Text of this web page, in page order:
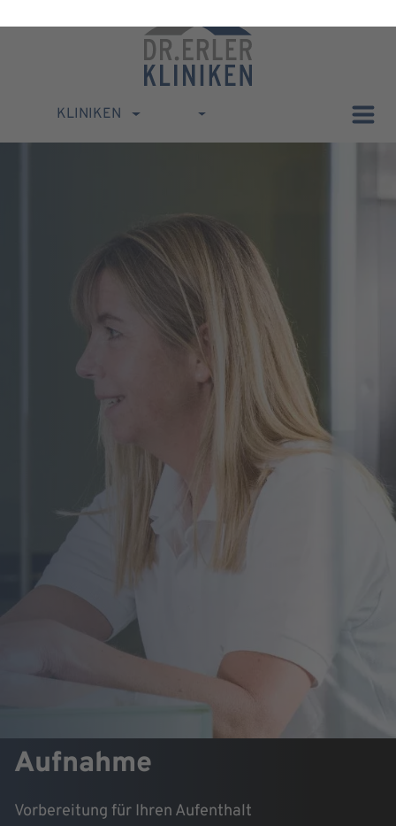
KLINIKEN
Aufnahme
Vorbereitung für Ihren Aufenthalt